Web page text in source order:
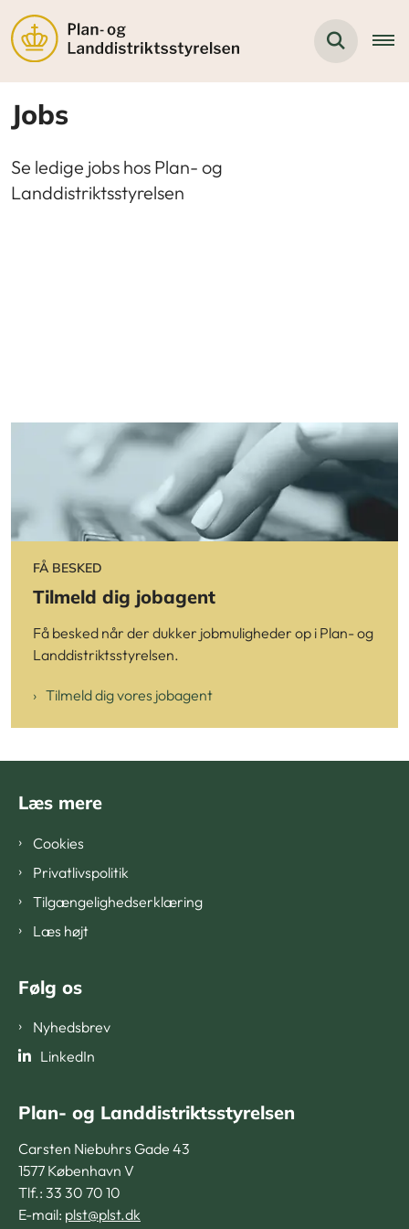
Jobs
Se ledige jobs hos Plan- og
Landdistriktsstyrelsen
FÅ BESKED
Tilmeld dig jobagent
Få besked når der dukker jobmuligheder op i Plan- og
Landdistriktsstyrelsen.
Tilmeld dig vores jobagent
Læs mere
Cookies
Privatlivspolitik
Tilgængelighedserklæring
Læs højt
Følg os
Nyhedsbrev
LinkedIn
Plan- og Landdistriktsstyrelsen
Carsten Niebuhrs Gade 43
1577 København V
Tlf.: 33 30 70 10
E-mail: plst@plst.dk